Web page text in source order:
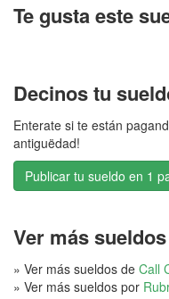
Te gusta este
Decinos tu
Enterate si te están
antiguëdad!
Publicar tu sueldo en 1
Ver más
» Ver más sueldos de Call
» Ver más sueldos por